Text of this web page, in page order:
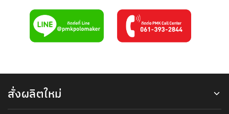
สั่งผลิตใหม่